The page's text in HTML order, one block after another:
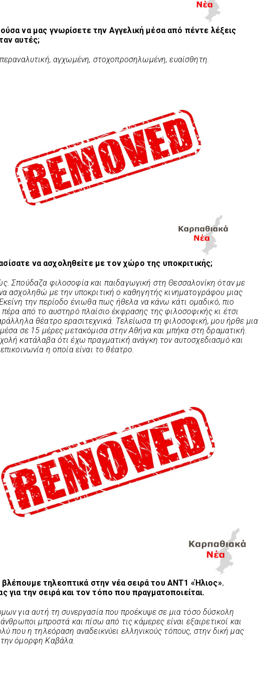
να μας γνωρίσετε την Αγγελική μέσα από πέντε λέξεις
αυτές;
αγχωμένη, στοχοπροσηλωμένη, ευαίσθητη.
να ασχοληθείτε με τον χώρο της υποκριτικής;
Σπούδαζα φιλοσοφία και παιδαγωγική στη Θεσσαλονίκη όταν με
ασχοληθώ με την υποκριτική ο καθηγητής κινηματογράφου μιας
την περίοδο ένιωθα πως ήθελα να κάνω κάτι ομαδικό, πιο
από το αυστηρό πλαίσιο έκφρασης της φιλοσοφικής κι έτσι
θέατρο ερασιτεχνικά. Τελείωσα τη φιλοσοφική, μου ήρθε μια
σε 15 μέρες μετακόμισα στην Αθήνα και μπήκα στη δραματική.
κατάλαβα ότι έχω πραγματική ανάγκη τον αυτοσχεδιασμό και
η οποία είναι το θέατρο.
τηλεοπτικά στην νέα σειρά του ΑΝΤ1 «Ήλιος».
για την σειρά και τον τόπο που πραγματοποιείται.
για αυτή τη συνεργασία που προέκυψε σε μια τόσο δύσκολη
μπροστά και πίσω από τις κάμερες είναι εξαιρετικοί και
που η τηλεόραση αναδεικνύει ελληνικούς τόπους, στην δική μας
όμορφη Καβάλα.